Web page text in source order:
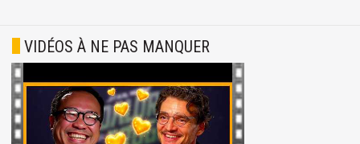
VIDÉOS À NE PAS MANQUER